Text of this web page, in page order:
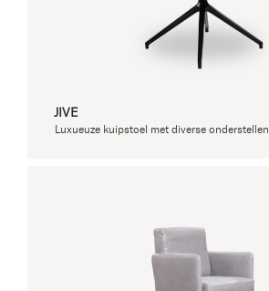
JIVE
Luxueuze kuipstoel met diverse onderstellen